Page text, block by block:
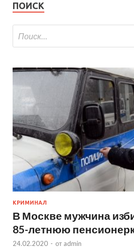
ПОИСК
КРИМИНАЛ
В Москве мужчина
85-летнюю
24.02.2020 - от admin